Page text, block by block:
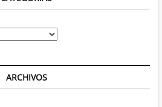
ARCHIVOS